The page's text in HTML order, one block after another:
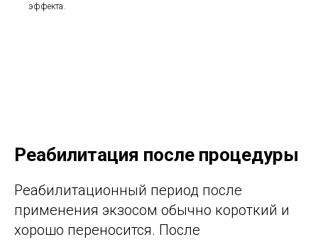
эффекта.
Реабилитация после процедуры
Реабилитационный период после
применения экзосом обычно короткий и
хорошо переносится. После